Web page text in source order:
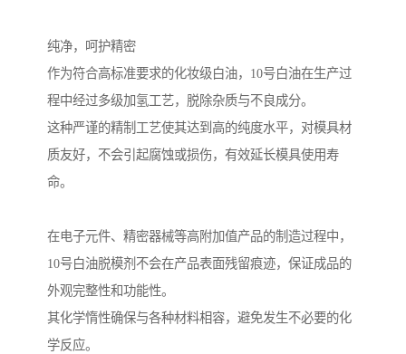
纯净，呵护精密
作为符合高标准要求的化妆级白油，10号白油在生产过
程中经过多级加氢工艺，脱除杂质与不良成分。
这种严谨的精制工艺使其达到高的纯度水平，对模具材
质友好，不会引起腐蚀或损伤，有效延长模具使用寿
命。
在电子元件、精密器械等高附加值产品的制造过程中，
10号白油脱模剂不会在产品表面残留痕迹，保证成品的
外观完整性和功能性。
其化学惰性确保与各种材料相容，避免发生不必要的化
学反应。